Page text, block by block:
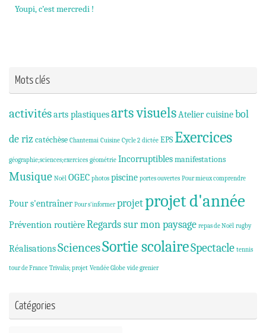
Youpi, c’est mercredi !
Mots clés
activitésarts plastiquesarts visuels Atelier cuisinebol
de riz catéchèse Chantemai Cuisine Cycle 2 dictée EPSExercices
géographie;sciences;exercices géométrie Incorruptiblesmanifestations
Musique Noël OGEC photos piscine portes ouvertes Pour mieux comprendre
Pour s'entraîner Pour s'informer projetprojet d'année
Prévention routièreRegards sur mon paysage repas de Noël rugby
RéalisationsSciencesSortie scolaireSpectacle tennis
tour de France Trivalis; projet Vendée Globe vide grenier
Catégories